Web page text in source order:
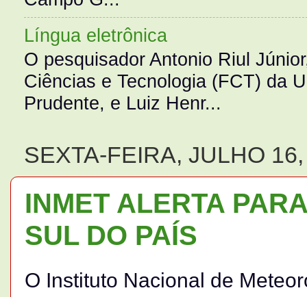
Língua eletrônica
O pesquisador Antonio Riul
Ciências e Tecnologia (FCT) da
Prudente, e Luiz Henr...
SEXTA-FEIRA, JULHO
INMET ALERTA
SUL DO PAÍS
O Instituto Nacional de